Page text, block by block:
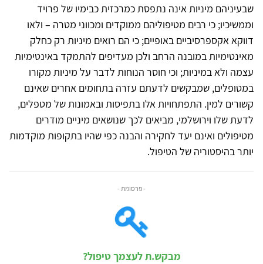
שבעיניהם מיניות אינה נתפסת כמרכזית כבימיו של פרויד
וממשיכיו; כי רבים מטיפוליהם ממוקדים ומכווני מטרה – ולאו
דווקא אקספרסיביים באופיים; כי הם רואים מיניות רק כחלק
מאינטימיות במובנה הרחב ולכן מעדיפים להתמקד באינטימיות
עצמה ולא במיניות; וכי חוסר הנוחות לדבר על מיניות מקורו
במטופלים, שמבקשים לדעתם עזרה בתחומים אחרים שאינם
קשורים למין. התפתחויות אלו בתפיסות ובאמונות של מטפלים,
לדעת שלו וירושלמי, מביאים לכך שנושאים מיניים מודרים
מטיפולים ואינם יעד לחקירה והבנה כפי שהיו בתקופות מוקדמות
יותר בהיסטוריה של הטיפול.
- פרסומת -
מבקש.ת לעצמך טיפול?